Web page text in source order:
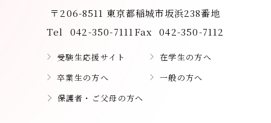
〒206-8511 東京都稲城市坂浜238番地
Tel
042-350-7111 Fax 042-350-7112
受験生応援サイト
在学生の方へ
卒業生の方へ
一般の方へ
保護者・ご父母の方へ